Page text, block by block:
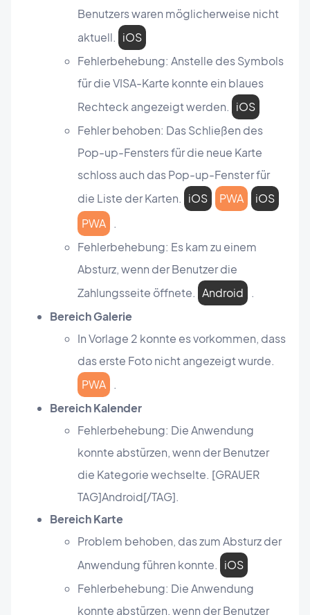
Benutzers waren möglicherweise nicht
aktuell. iOS
Fehlerbehebung: Anstelle des Symbols
für die VISA-Karte konnte ein blaues
Rechteck angezeigt werden. iOS
Fehler behoben: Das Schließen des
Pop-up-Fensters für die neue Karte
schloss auch das Pop-up-Fenster für
die Liste der Karten. iOS PWA
iOS
PWA .
Fehlerbehebung: Es kam zu einem
Absturz, wenn der Benutzer die
Zahlungsseite öffnete. Android
.
Bereich Galerie
In Vorlage 2 konnte es vorkommen, dass
das erste Foto nicht angezeigt wurde.
PWA .
Bereich Kalender
Fehlerbehebung: Die Anwendung
konnte abstürzen, wenn der Benutzer
die Kategorie wechselte. [GRAUER
TAG]Android[/TAG].
Bereich Karte
Problem behoben, das zum Absturz der
Anwendung führen konnte. iOS
Fehlerbehebung: Die Anwendung
konnte abstürzen, wenn der Benutzer